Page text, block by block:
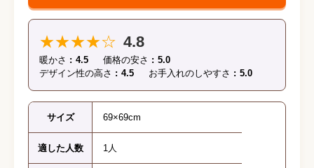
★★★★☆ 4.8
暖かさ 4.5 価格の安さ
5.0
デザイン性の高さ
4.5 お手入れのしやすさ 5.0
サイズ 69×69cm
適した人数 1人